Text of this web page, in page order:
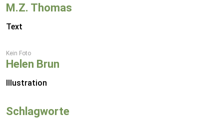
M.Z. Thomas
Text
Kein Foto
Helen Brun
Illustration
Schlagworte